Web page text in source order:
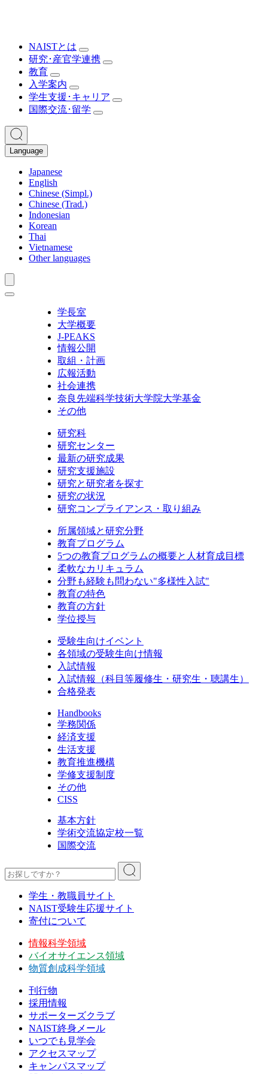
NAISTとは
研究･産官学連携
教育
入学案内
学生支援･キャリア
国際交流･留学
Language
Japanese
English
Chinese (Simpl.)
Chinese (Trad.)
Indonesian
Korean
Thai
Vietnamese
Other languages
学長室
大学概要
J-PEAKS
情報公開
取組・計画
広報活動
社会連携
奈良先端科学技術大学院大学基金
その他
研究科
研究センター
最新の研究成果
研究支援施設
研究と研究者を探す
研究の状況
研究コンプライアンス・取り組み
所属領域と研究分野
教育プログラム
5つの教育プログラムの概要と人材育成目標
柔軟なカリキュラム
分野も経験も問わない"多様性入試"
教育の特色
教育の方針
学位授与
受験生向けイベント
各領域の受験生向け情報
入試情報
入試情報（科目等履修生・研究生・聴講生）
合格発表
Handbooks
学務関係
経済支援
生活支援
教育推進機構
学修支援制度
その他
CISS
基本方針
学術交流協定校一覧
国際交流
学生・教職員サイト
NAIST受験生応援サイト
寄付について
情報科学領域
バイオサイエンス領域
物質創成科学領域
刊行物
採用情報
サポーターズクラブ
NAIST終身メール
いつでも見学会
アクセスマップ
キャンパスマップ